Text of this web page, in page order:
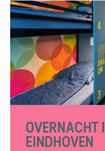
OVERNACHT
EINDHOVEN